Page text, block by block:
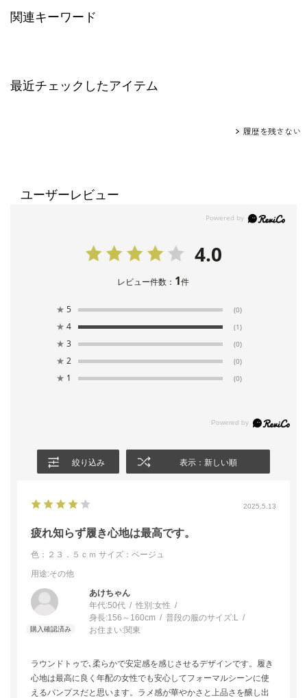
関連キーワード
最近チェックしたアイテム
履歴を残さない
ユーザーレビュー
4.0
レビュー件数： 1件
★ 5 (0)
★ 4 (1)
★ 3 (0)
★ 2 (0)
★ 1 (0)
絞り込み 表示：新しい順
2025.5.13
疲れ知らず履き心地は最高です。
色：２３．５ｃｍ サイズ：ベージュ
用途:その他
あけちゃん
年代:50代 性別:女性
身長:156～160cm 普段の服のサイズ:L
お住まい:関東
ラウンドトゥで､柔らかで安定感を感じさせるデザインです。履き
心地は最高に良く年配の女性でも安心してフォーマルシーンに使
えるパンプスだと思います。ラメ感が華やかさと上品さを醸し出